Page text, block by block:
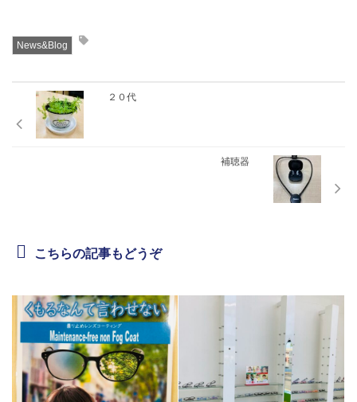
News&Blog
２０代
補聴器
こちらの記事もどうぞ